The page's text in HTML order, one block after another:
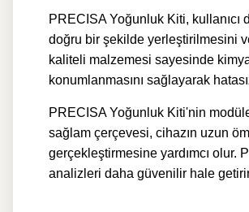
PRECISA Yoğunluk Kiti,
doğru bir şekilde yerleştirilmesini
kaliteli malzemesi sayesinde
konumlanmasını sağlayarak
PRECISA Yoğunluk Kiti'nin m
sağlam çerçevesi, cihazın uzun
gerçekleştirmesine yardımcı olur.
analizleri daha güvenilir hale